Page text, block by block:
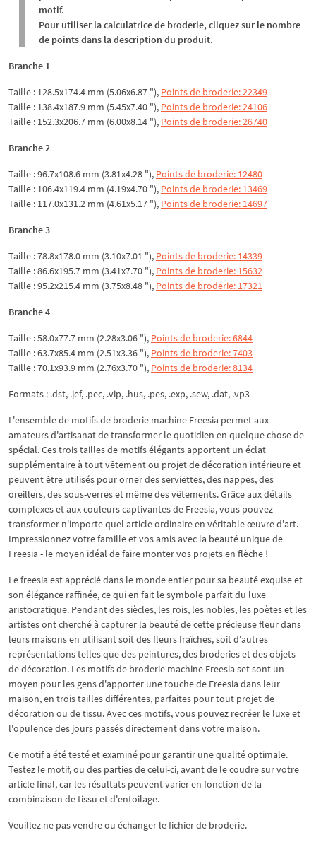
motif.
Pour utiliser la calculatrice de broderie, cliquez sur le nombre
de points dans la description du produit.
Branche 1
Taille : 128.5x174.4 mm (5.06x6.87 "), Points de broderie: 22349
Taille : 138.4x187.9 mm (5.45x7.40 "), Points de broderie: 24106
Taille : 152.3x206.7 mm (6.00x8.14 "), Points de broderie: 26740
Branche 2
Taille : 96.7x108.6 mm (3.81x4.28 "), Points de broderie: 12480
Taille : 106.4x119.4 mm (4.19x4.70 "), Points de broderie: 13469
Taille : 117.0x131.2 mm (4.61x5.17 "), Points de broderie: 14697
Branche 3
Taille : 78.8x178.0 mm (3.10x7.01 "), Points de broderie: 14339
Taille : 86.6x195.7 mm (3.41x7.70 "), Points de broderie: 15632
Taille : 95.2x215.4 mm (3.75x8.48 "), Points de broderie: 17321
Branche 4
Taille : 58.0x77.7 mm (2.28x3.06 "), Points de broderie: 6844
Taille : 63.7x85.4 mm (2.51x3.36 "), Points de broderie: 7403
Taille : 70.1x93.9 mm (2.76x3.70 "), Points de broderie: 8134
Formats : .dst, .jef, .pec, .vip, .hus, .pes, .exp, .sew, .dat, .vp3
L'ensemble de motifs de broderie machine Freesia permet aux
amateurs d'artisanat de transformer le quotidien en quelque chose de
spécial. Ces trois tailles de motifs élégants apportent un éclat
supplémentaire à tout vêtement ou projet de décoration intérieure et
peuvent être utilisés pour orner des serviettes, des nappes, des
oreillers, des sous-verres et même des vêtements. Grâce aux détails
complexes et aux couleurs captivantes de Freesia, vous pouvez
transformer n'importe quel article ordinaire en véritable œuvre d'art.
Impressionnez votre famille et vos amis avec la beauté unique de
Freesia - le moyen idéal de faire monter vos projets en flèche !
Le freesia est apprécié dans le monde entier pour sa beauté exquise et
son élégance raffinée, ce qui en fait le symbole parfait du luxe
aristocratique. Pendant des siècles, les rois, les nobles, les poètes et les
artistes ont cherché à capturer la beauté de cette précieuse fleur dans
leurs maisons en utilisant soit des fleurs fraîches, soit d'autres
représentations telles que des peintures, des broderies et des objets
de décoration. Les motifs de broderie machine Freesia set sont un
moyen pour les gens d'apporter une touche de Freesia dans leur
maison, en trois tailles différentes, parfaites pour tout projet de
décoration ou de tissu. Avec ces motifs, vous pouvez recréer le luxe et
l'opulence des jours passés directement dans votre maison.
Ce motif a été testé et examiné pour garantir une qualité optimale.
Testez le motif, ou des parties de celui-ci, avant de le coudre sur votre
article final, car les résultats peuvent varier en fonction de la
combinaison de tissu et d'entoilage.
Veuillez ne pas vendre ou échanger le fichier de broderie.